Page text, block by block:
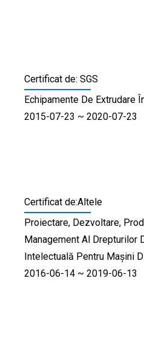
Certificat de: SGS
Echipamente De Extrudare
2015-07-23 ~ 2020-07-23
Certificat de:Altele
Proiectare, Dezvoltare,
Management Al Drepturilor
Intelectuală Pentru Mașini
2016-06-14 ~ 2019-06-13